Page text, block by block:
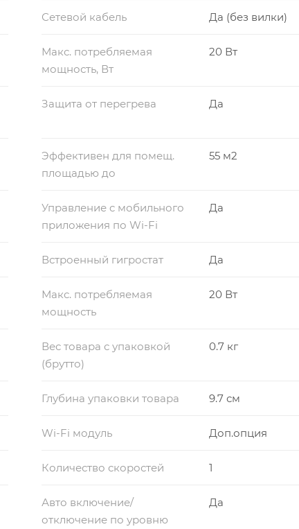
Сетевой кабель Да (без вилки)
Макс. потребляемая
мощность, Вт
20 Вт
Защита от перегрева Да
Эффективен для помещ.
площадью до
55 м2
Управление c мобильного
приложения по Wi-Fi
Да
Встроенный гигростат Да
Макс. потребляемая
мощность
20 Вт
Вес товара с упаковкой
(брутто)
0.7 кг
Глубина упаковки товара 9.7 см
Wi-Fi модуль Доп.опция
Количество скоростей 1
Авто включение/
отключение по уровню
Да